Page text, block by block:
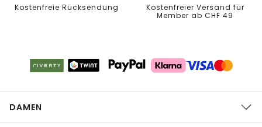
Kostenfreie Rücksendung
Kostenfreier Versand für
Member ab CHF 49
DAMEN